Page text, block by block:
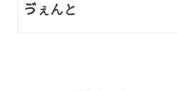
ゔぇんと